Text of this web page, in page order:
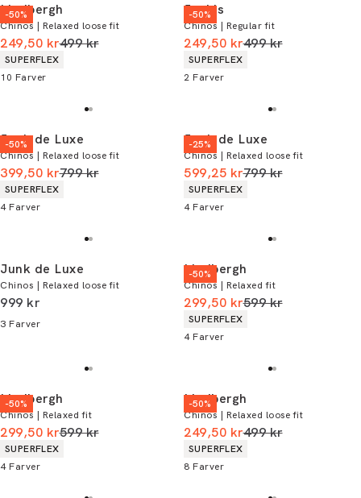
-50%
Lindbergh
Chinos | Relaxed loose fit
249,50 krI alt (uden rabat)
499 kr
Produkt egenskaber
SUPERFLEX
10 Farver
-50%
Jack's
Chinos | Regular fit
249,50 krI alt (uden rabat)
499 kr
Produkt egenskaber
SUPERFLEX
2 Farver
-50%
Junk de Luxe
Chinos | Relaxed loose fit
399,50 krI alt (uden rabat)
799 kr
Produkt egenskaber
SUPERFLEX
4 Farver
-25%
Junk de Luxe
Chinos | Relaxed loose fit
599,25 krI alt (uden rabat)
799 kr
Produkt egenskaber
SUPERFLEX
4 Farver
Junk de Luxe
Chinos | Relaxed loose fit
I alt (inkl. rabat)
999 kr
3 Farver
-50%
Lindbergh
Chinos | Relaxed fit
299,50 krI alt (uden rabat)
599 kr
Produkt egenskaber
SUPERFLEX
4 Farver
-50%
Lindbergh
Chinos | Relaxed fit
299,50 krI alt (uden rabat)
599 kr
Produkt egenskaber
SUPERFLEX
4 Farver
-50%
Lindbergh
Chinos | Relaxed loose fit
249,50 krI alt (uden rabat)
499 kr
Produkt egenskaber
SUPERFLEX
8 Farver